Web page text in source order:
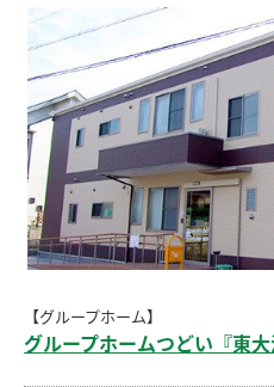
【グループホーム】
グループホームつどい『東大